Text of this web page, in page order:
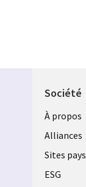
Société
À propos
Alliances
Sites pays
ESG